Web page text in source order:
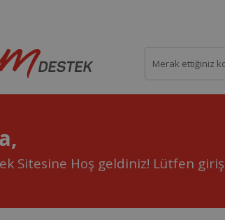
Sitesine Hoş geldiniz! Lütfen giriş